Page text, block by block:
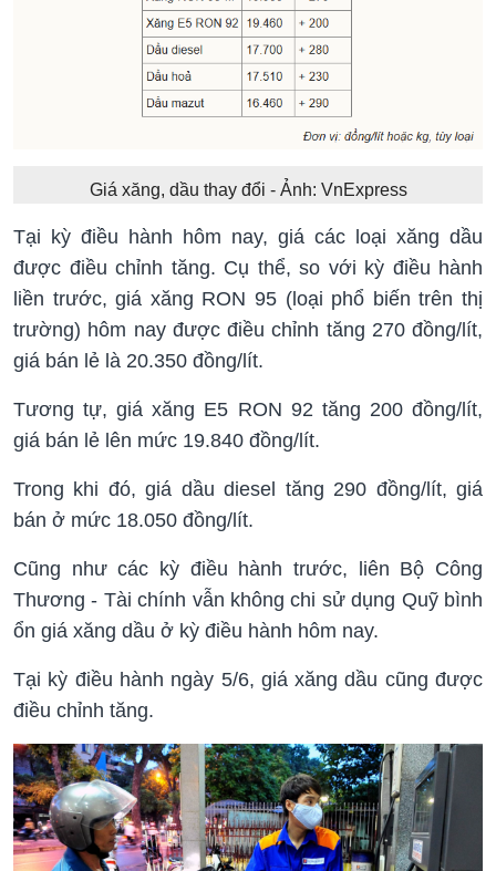
Giá xăng, dầu thay đổi - Ảnh: VnExpress
Tại kỳ điều hành hôm nay, giá các loại xăng dầu
được điều chỉnh tăng. Cụ thể, so với kỳ điều hành
liền trước, giá xăng RON 95 (loại phổ biến trên thị
trường) hôm nay được điều chỉnh tăng 270 đồng/lít,
giá bán lẻ là 20.350 đồng/lít.
Tương tự, giá xăng E5 RON 92 tăng 200 đồng/lít,
giá bán lẻ lên mức 19.840 đồng/lít.
Trong khi đó, giá dầu diesel tăng 290 đồng/lít, giá
bán ở mức 18.050 đồng/lít.
Cũng như các kỳ điều hành trước, liên Bộ Công
Thương - Tài chính vẫn không chi sử dụng Quỹ bình
ổn giá xăng dầu ở kỳ điều hành hôm nay.
Tại kỳ điều hành ngày 5/6, giá xăng dầu cũng được
điều chỉnh tăng.